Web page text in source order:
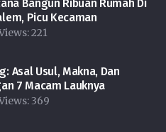
Bangun Ribuan Rumah Di
Picu Kecaman
221
Asal Usul, Makna, Dan
7 Macam Lauknya
369